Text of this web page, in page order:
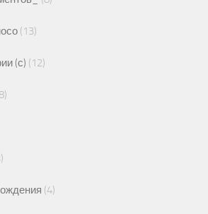
(13)
(с) (12)
(4)